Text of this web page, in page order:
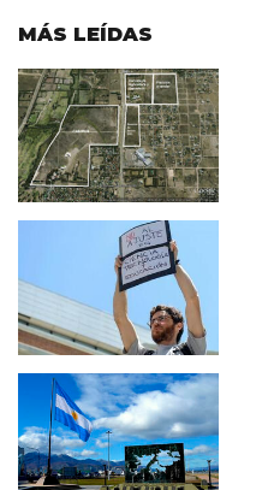
MÁS LEÍDAS
Imagen
Imagen